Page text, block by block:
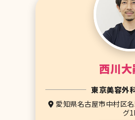
西川大
東京美容外
愛知県名古屋市中村区
グ